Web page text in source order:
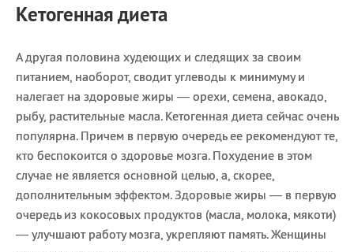
Кетогенная диета
А другая половина худеющих и следящих за своим
питанием, наоборот, сводит углеводы к минимуму и
налегает на здоровые жиры — орехи, семена, авокадо,
рыбу, растительные масла. Кетогенная диета сейчас очень
популярна. Причем в первую очередь ее рекомендуют те,
кто беспокоится о здоровье мозга. Похудение в этом
случае не является основной целью, а, скорее,
дополнительным эффектом. Здоровые жиры — в первую
очередь из кокосовых продуктов (масла, молока, мякоти)
— улучшают работу мозга, укрепляют память. Женщины